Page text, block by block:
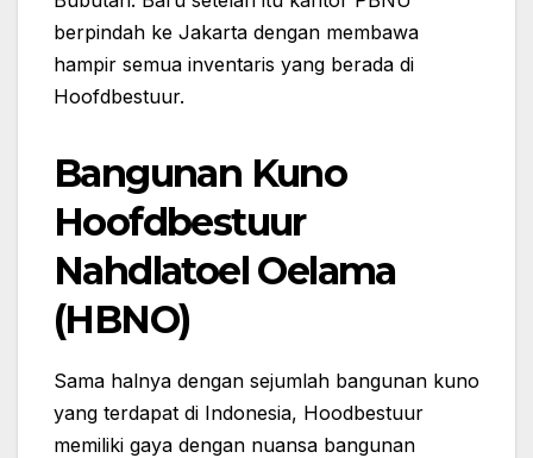
berpindah ke Jakarta dengan membawa
hampir semua inventaris yang berada di
Hoofdbestuur.
Bangunan Kuno
Hoofdbestuur
Nahdlatoel Oelama
(HBNO)
Sama halnya dengan sejumlah bangunan kuno
yang terdapat di Indonesia, Hoodbestuur
memiliki gaya dengan nuansa bangunan